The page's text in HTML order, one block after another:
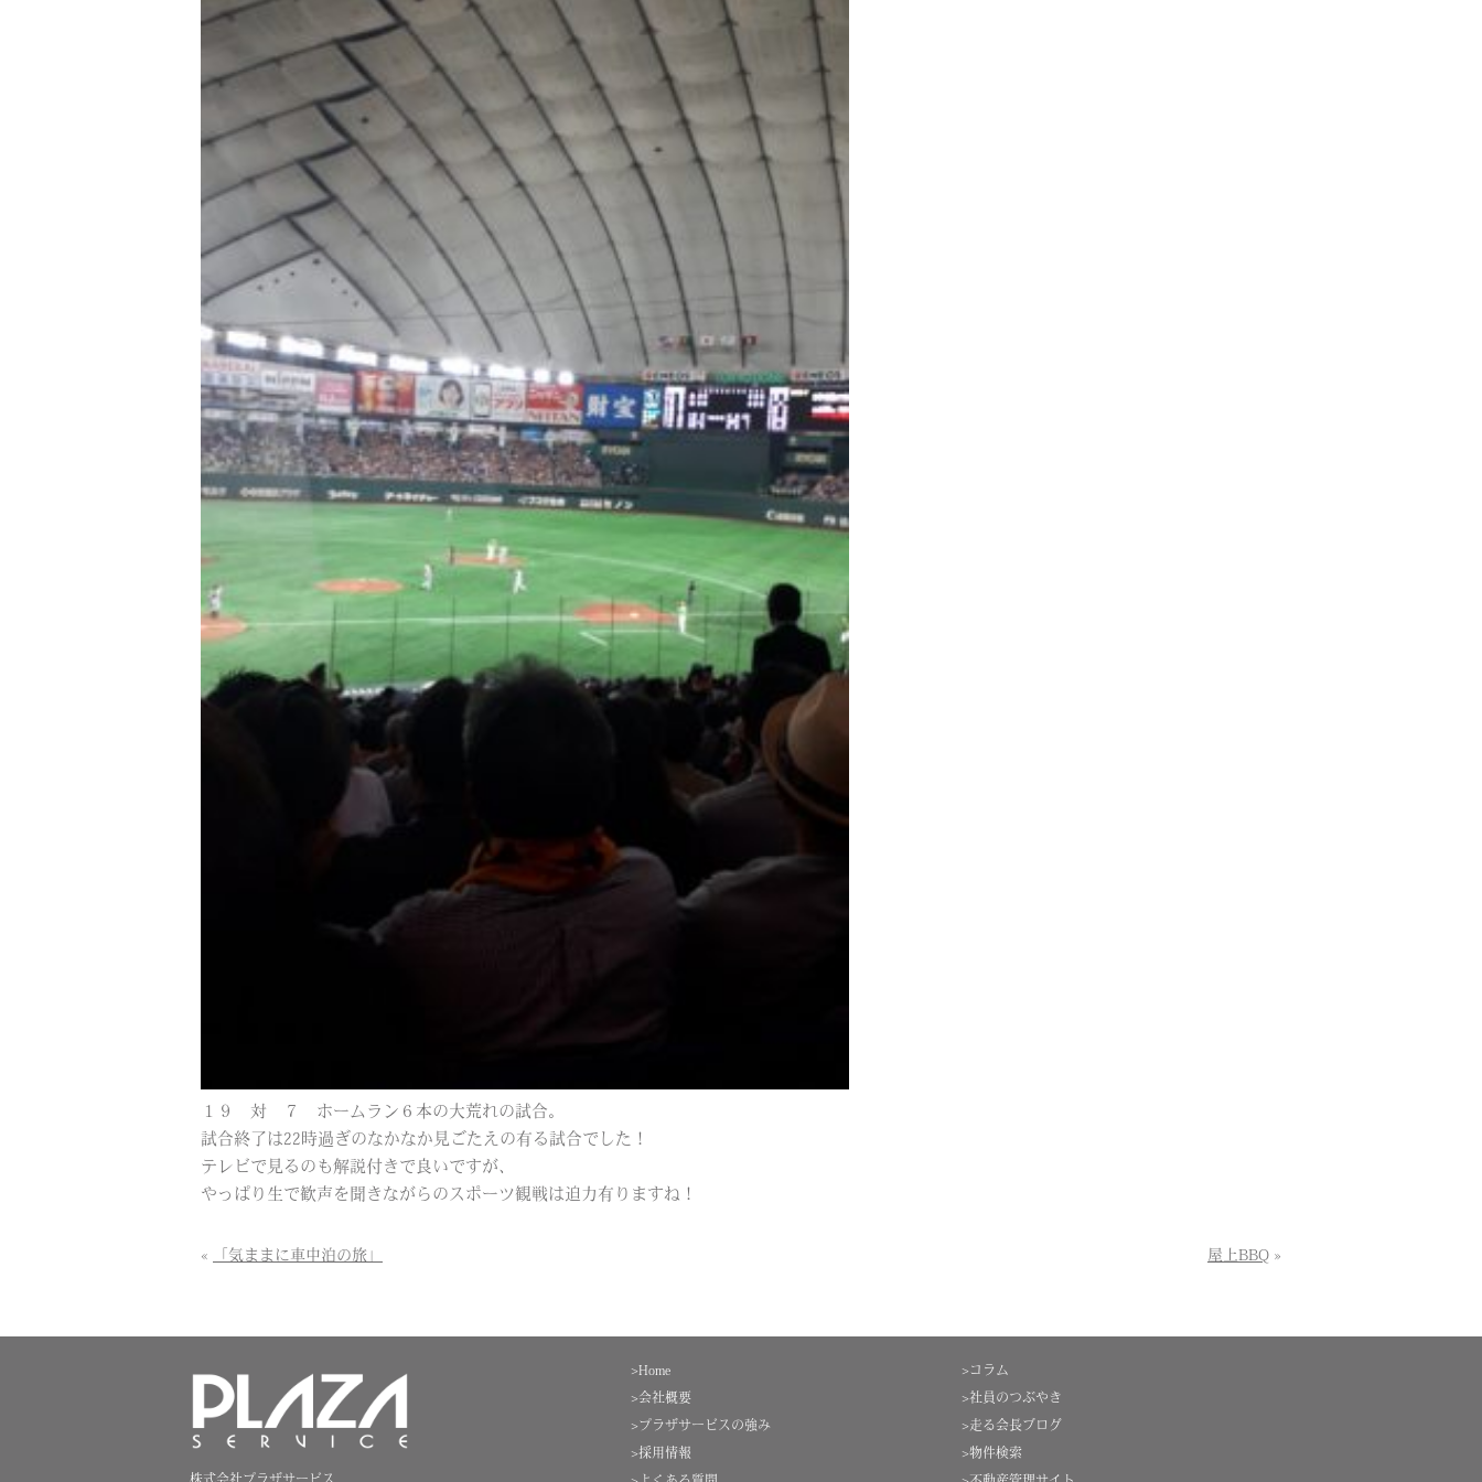
１９ 対 ７ ホームラン６本の大荒れの試合。
試合終了は22時過ぎのなかなか見ごたえの有る試合でした！
テレビで見るのも解説付きで良いですが、
やっぱり生で歓声を聞きながらのスポーツ観戦は迫力有りますね！
« 「気ままに車中泊の旅」 屋上BBQ »
>コラム
>社員のつぶやき
>走る会長ブログ
>物件検索
>Home
>会社概要
>プラザサービスの強み
>採用情報